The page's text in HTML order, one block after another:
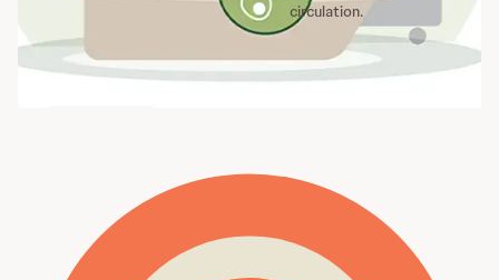
circulation.